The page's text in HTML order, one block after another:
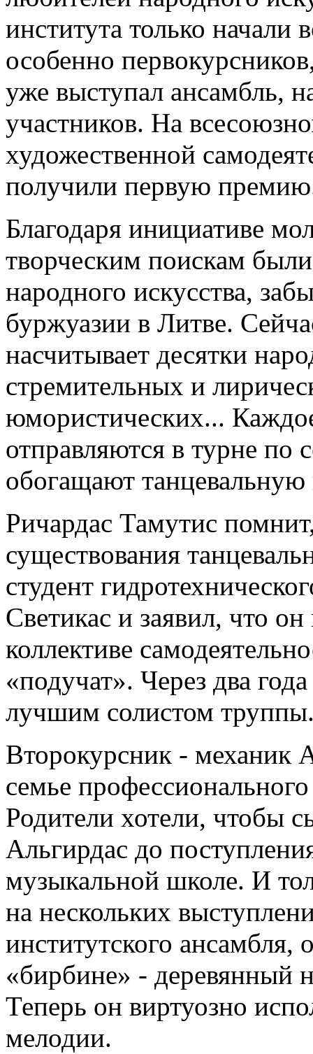
института только начали
особенно
уже выступал ансамбль,
участников. На
художественной
получили первую
Благодаря инициативе
творческим поискам
народного искусства,
буржуазии в Литве.
насчитывает десятки
стремительных и
юмористических...
отправляются в турне по
обогащают
Ричардас Тамутис
существования
студент
Светикас и заявил, что
коллективе
«подучат». Через два
лучшим солистом
Второкурсник - механик
семье
Родители хотели, чтобы
Альгирдас до
музыкальной школе. И
на нескольких
институтского
«бирбине» - деревянный
Теперь он виртуозно
мелодии.